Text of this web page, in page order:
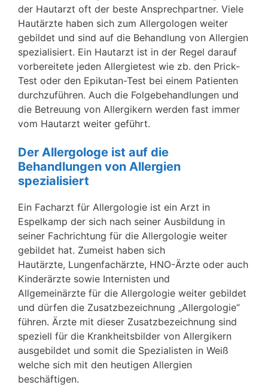
der Hautarzt oft der beste Ansprechpartner. Viele
Hautärzte haben sich zum Allergologen weiter
gebildet und sind auf die Behandlung von Allergien
spezialisiert. Ein Hautarzt ist in der Regel darauf
vorbereitete jeden Allergietest wie zb. den Prick-
Test oder den Epikutan-Test bei einem Patienten
durchzuführen. Auch die Folgebehandlungen und
die Betreuung von Allergikern werden fast immer
vom Hautarzt weiter geführt.
Der Allergologe ist auf die
Behandlungen von Allergien
spezialisiert
Ein Facharzt für Allergologie ist ein Arzt in
Espelkamp der sich nach seiner Ausbildung in
seiner Fachrichtung für die Allergologie weiter
gebildet hat. Zumeist haben sich
Hautärzte, Lungenfachärzte, HNO-Ärzte oder auch
Kinderärzte sowie Internisten und
Allgemeinärzte für die Allergologie weiter gebildet
und dürfen die Zusatzbezeichnung „Allergologie“
führen. Ärzte mit dieser Zusatzbezeichnung sind
speziell für die Krankheitsbilder von Allergikern
ausgebildet und somit die Spezialisten in Weiß
welche sich mit den heutigen Allergien
beschäftigen.